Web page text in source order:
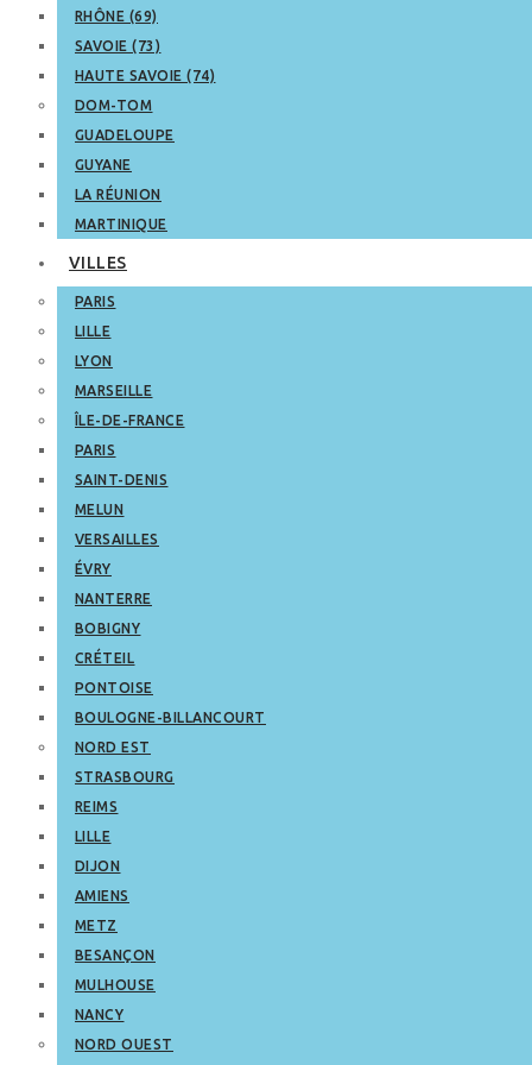
RHÔNE (69)
SAVOIE (73)
HAUTE SAVOIE (74)
DOM-TOM
GUADELOUPE
GUYANE
LA RÉUNION
MARTINIQUE
VILLES
PARIS
LILLE
LYON
MARSEILLE
ÎLE-DE-FRANCE
PARIS
SAINT-DENIS
MELUN
VERSAILLES
ÉVRY
NANTERRE
BOBIGNY
CRÉTEIL
PONTOISE
BOULOGNE-BILLANCOURT
NORD EST
STRASBOURG
REIMS
LILLE
DIJON
AMIENS
METZ
BESANÇON
MULHOUSE
NANCY
NORD OUEST